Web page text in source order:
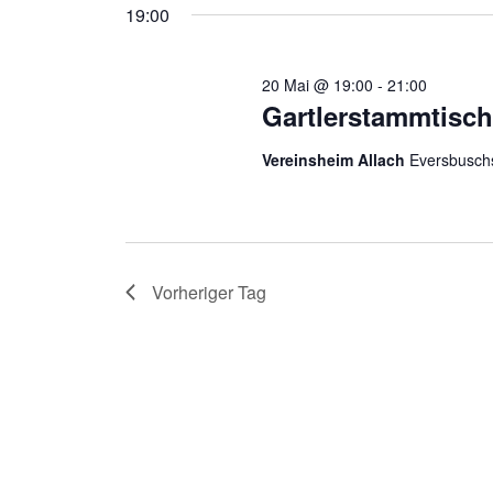
19:00
Gartlerstammtisch
20 Mai @ 19:00 - 21:00
Vereinsheim Allach
Vorheriger Tag